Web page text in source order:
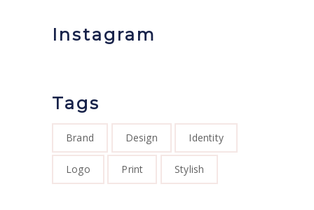
Instagram
Tags
Brand Design Identity
Logo Print Stylish